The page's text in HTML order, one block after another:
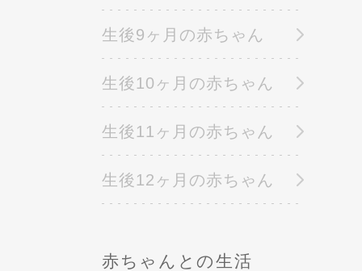
生後9ヶ月の赤ちゃん
生後10ヶ月の赤ちゃん
生後11ヶ月の赤ちゃん
生後12ヶ月の赤ちゃん
赤ちゃんとの生活